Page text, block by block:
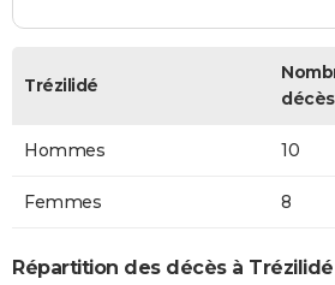
Trézilidé
décès
Hommes 10
Femmes 8
Répartition des décès à